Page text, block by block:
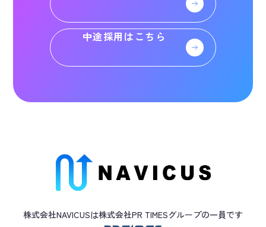
中途採用はこちら
株式会社NAVICUSは株式会社PR TIMESグループの一員です